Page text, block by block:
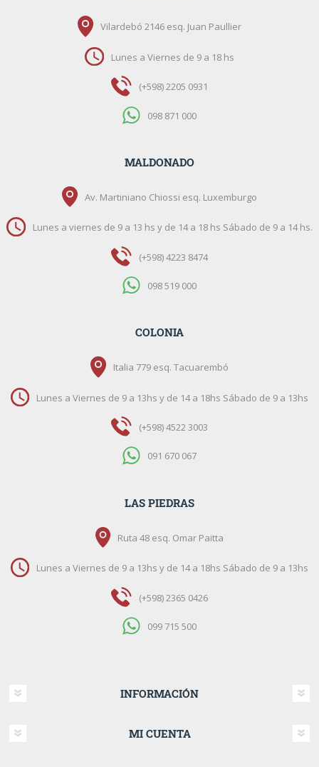
Vilardebó 2146 esq. Juan Paullier
Lunes a Viernes de 9 a 18 hs
(+598) 2205 0931
098 871 000
MALDONADO
Av. Martiniano Chiossi esq. Luxemburgo
Lunes a viernes de 9 a 13 hs y de 14 a 18 hs Sábado de 9 a 14 hs.
(+598) 4223 8474
098 519 000
COLONIA
Italia 779 esq. Tacuarembó
Lunes a Viernes de 9 a 13hs y de 14 a 18hs Sábado de 9 a 13hs
(+598) 4522 3003
091 670 067
LAS PIEDRAS
Ruta 48 esq. Omar Paitta
Lunes a Viernes de 9 a 13hs y de 14 a 18hs Sábado de 9 a 13hs
(+598) 2365 0426
099 715 500
INFORMACIÓN
MI CUENTA